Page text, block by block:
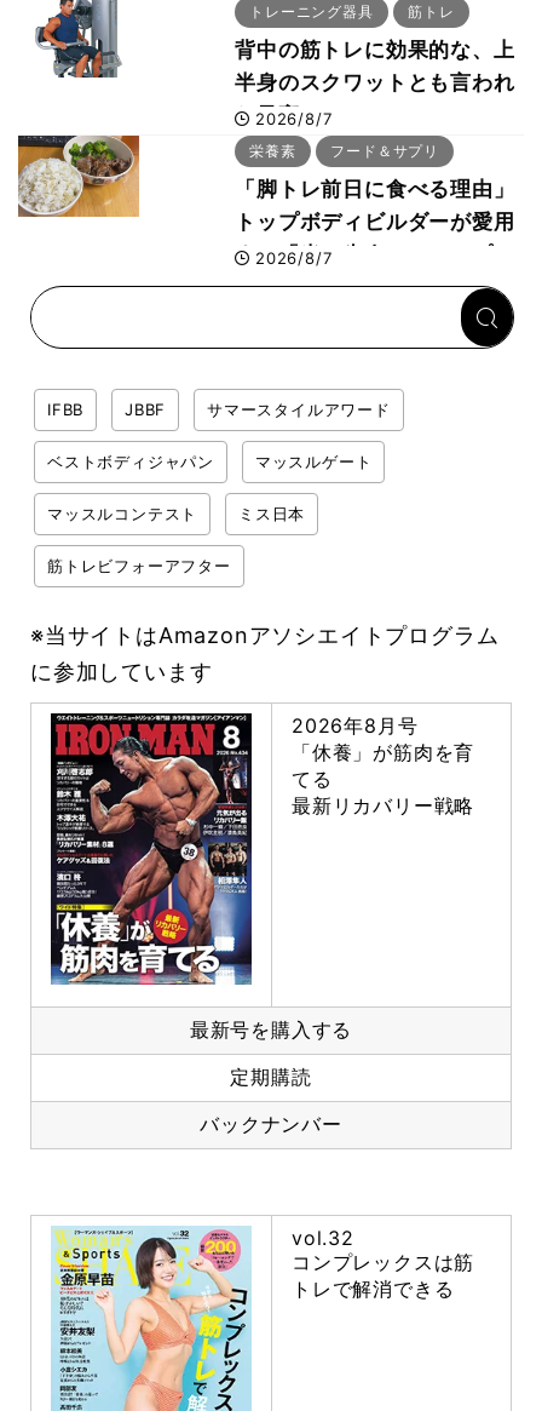
事・睡眠・呼吸の整え方
トレーニング器具 筋トレ
背中の筋トレに効果的な、上
半身のスクワットとも言われ
た最高マシン“ノーチラス・
プルオーバーマシン”とは？
2026/8/7
栄養素 フード＆サプリ
「脚トレ前日に食べる理由」
トップボディビルダーが愛用
する「米＋牛肉」のシンプル
回復メシとは？
2026/8/7
IFBB JBBF サマースタイルアワード
ベストボディジャパン マッスルゲート
マッスルコンテスト ミス日本
筋トレビフォーアフター
※当サイトはAmazonアソシエイトプログラム
に参加しています
2026年8月号
「休養」が筋肉を育
てる
最新リカバリー戦略
最新号を購入する
定期購読
バックナンバー
vol.32
コンプレックスは筋
トレで解消できる